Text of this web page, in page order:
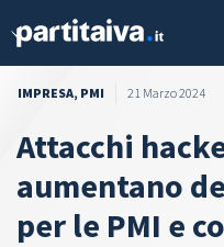
IMPRESA, PMI 21 Marzo 2024
Attacchi
aumentano
per le PMI e